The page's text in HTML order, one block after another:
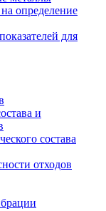
определение
для
и
состава
отходов